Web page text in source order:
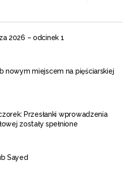
2026 – odcinek 1
nowym miejscem na pięściarskiej
Przesłanki wprowadzenia
zostały spełnione
Sayed